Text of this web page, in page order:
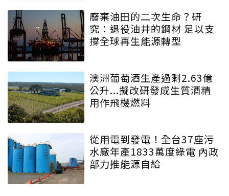
廢棄油田的二次生命？研
究：退役油井的鋼材 足以支
撐全球再生能源轉型
澳洲葡萄酒生產過剩2.63億
公升...擬改研發成生質酒精
用作飛機燃料
從用電到發電！全台37座污
水廠年產1833萬度綠電 內政
部力推能源自給